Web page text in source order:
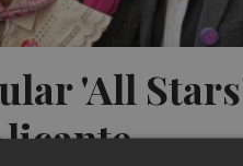
'All